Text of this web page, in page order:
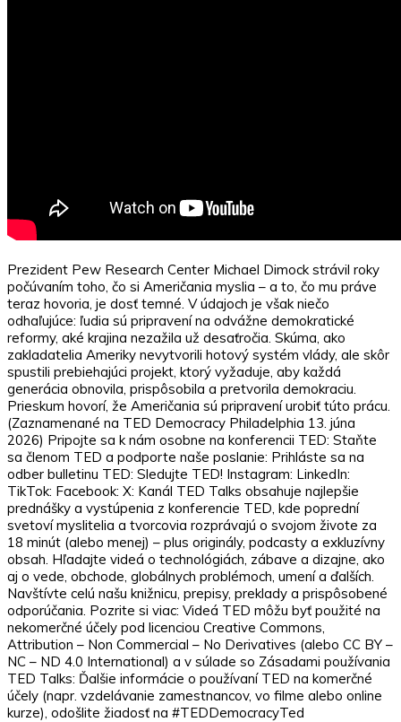
Prezident Pew Research Center Michael Dimock strávil roky
počúvaním toho, čo si Američania myslia – a to, čo mu práve
teraz hovoria, je dosť temné. V údajoch je však niečo
odhaľujúce: ľudia sú pripravení na odvážne demokratické
reformy, aké krajina nezažila už desaťročia. Skúma, ako
zakladatelia Ameriky nevytvorili hotový systém vlády, ale skôr
spustili prebiehajúci projekt, ktorý vyžaduje, aby každá
generácia obnovila, prispôsobila a pretvorila demokraciu.
Prieskum hovorí, že Američania sú pripravení urobiť túto prácu.
(Zaznamenané na TED Democracy Philadelphia 13. júna
2026) Pripojte sa k nám osobne na konferencii TED: Staňte
sa členom TED a podporte naše poslanie: Prihláste sa na
odber bulletinu TED: Sledujte TED! Instagram: LinkedIn:
TikTok: Facebook: X: Kanál TED Talks obsahuje najlepšie
prednášky a vystúpenia z konferencie TED, kde poprední
svetoví myslitelia a tvorcovia rozprávajú o svojom živote za
18 minút (alebo menej) – plus originály, podcasty a exkluzívny
obsah. Hľadajte videá o technológiách, zábave a dizajne, ako
aj o vede, obchode, globálnych problémoch, umení a ďalších.
Navštívte celú našu knižnicu, prepisy, preklady a prispôsobené
odporúčania. Pozrite si viac: Videá TED môžu byť použité na
nekomerčné účely pod licenciou Creative Commons,
Attribution – Non Commercial – No Derivatives (alebo CC BY –
NC – ND 4.0 International) a v súlade so Zásadami používania
TED Talks: Ďalšie informácie o používaní TED na komerčné
účely (napr. vzdelávanie zamestnancov, vo filme alebo online
kurze), odošlite žiadosť na #TEDDemocracyTed